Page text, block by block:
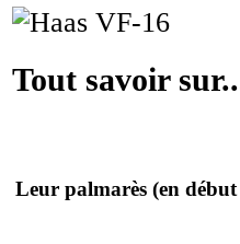
Tout savoir
Leur palmarès (en